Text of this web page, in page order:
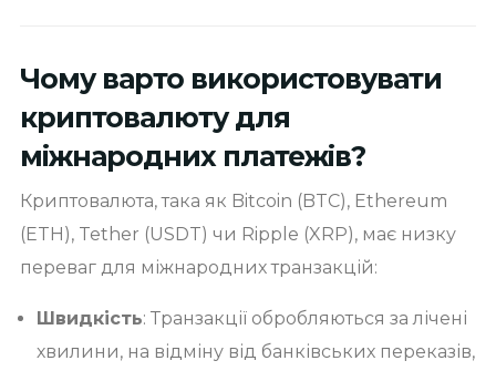
Чому варто використовувати
криптовалюту для
міжнародних платежів?
Криптовалюта, така як Bitcoin (BTC), Ethereum
(ETH), Tether (USDT) чи Ripple (XRP), має низку
переваг для міжнародних транзакцій:
Швидкість: Транзакції обробляються за лічені
хвилини, на відміну від банківських переказів,